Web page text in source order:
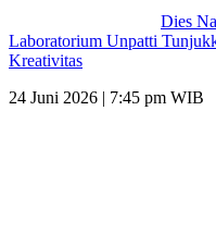
Dies
Laboratorium Unpatti
Kreativitas
24 Juni 2026 | 7:45 pm WIB